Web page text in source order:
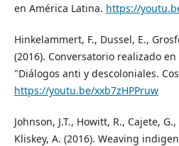
en América Latina. https://
Hinkelammert, F., Dussel, E.,
(2016). Conversatorio realizado
"Diálogos anti y descoloniales.
https://youtu.be/xxb7zHPPruw
Johnson, J.T., Howitt, R., Cajete,
Kliskey, A. (2016). Weaving